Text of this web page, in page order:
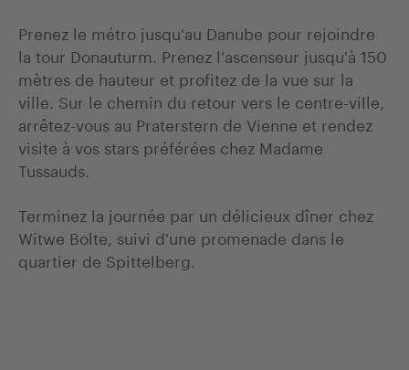
Prenez le métro jusqu'au Danube pour rejoindre
la tour Donauturm. Prenez l'ascenseur jusqu'à 150
mètres de hauteur et profitez de la vue sur la
ville. Sur le chemin du retour vers le centre-ville,
arrêtez-vous au Praterstern de Vienne et rendez
visite à vos stars préférées chez Madame
Tussauds.
Terminez la journée par un délicieux dîner chez
Witwe Bolte, suivi d'une promenade dans le
quartier de Spittelberg.